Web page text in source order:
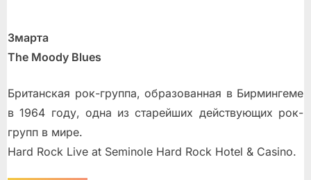
3марта
The Moody Blues
Британская рок-группа, образованная в Бирмингеме
в 1964 году, одна из старейших действующих рок-
групп в мире.
Hard Rock Live at Seminole Hard Rock Hotel & Casino.